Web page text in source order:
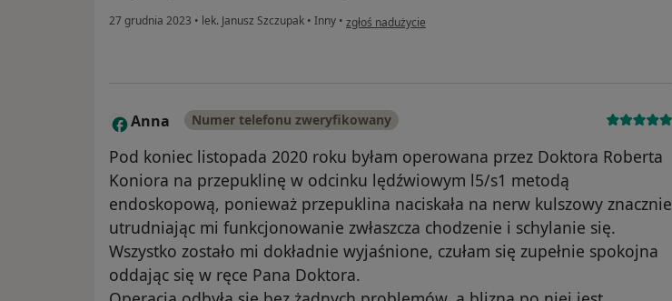
27 grudnia 2023 • lek. Janusz Szczupak • Inny • w opinii użytkownika Janusz Drożdż
zgłoś nadużycie
A Anna Numer telefonu zweryfikowany
Pod koniec listopada 2020 roku byłam operowana przez Doktora Roberta
Koniora na przepuklinę w odcinku lędźwiowym l5/s1 metodą
endoskopową, ponieważ przepuklina naciskała na nerw kulszowy znacznie
utrudniając mi funkcjonowanie zwłaszcza chodzenie i schylanie się.
Wszystko zostało mi dokładnie wyjaśnione, czułam się zupełnie spokojna
oddając się w ręce Pana Doktora.